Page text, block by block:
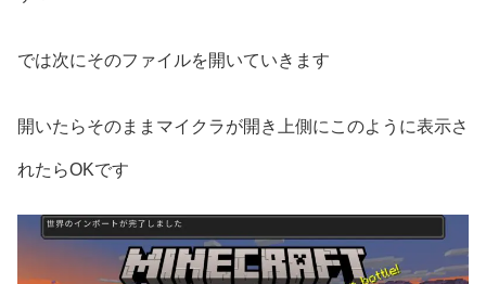
では次にそのファイルを開いていきます
開いたらそのままマイクラが開き上側にこのように表示さ
れたらOKです